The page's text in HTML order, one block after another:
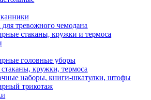
для тревожного чемодана
стаканы, кружки и термоса
головные уборы
кружки, термоса
наборы, книги-шкатулки, штофы
трикотаж